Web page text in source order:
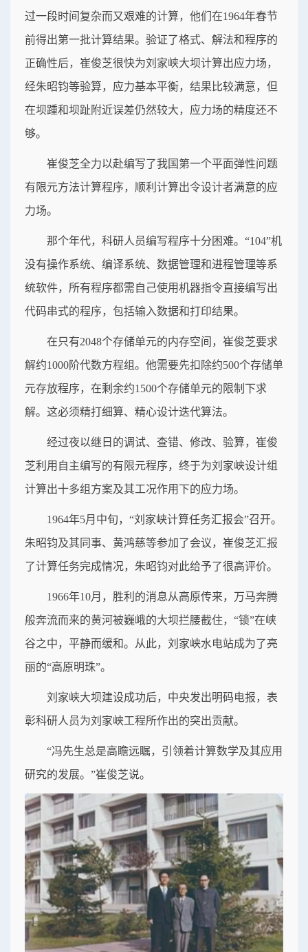
过一段时间复杂而又艰难的计算，他们在1964年春节
前得出第一批计算结果。验证了格式、解法和程序的
正确性后，崔俊芝很快为刘家峡大坝计算出应力场，
经朱昭钧等验算，应力基本平衡，结果比较满意，但
在坝踵和坝趾附近误差仍然较大，应力场的精度还不
够。
崔俊芝全力以赴编写了我国第一个平面弹性问题
有限元方法计算程序，顺利计算出令设计者满意的应
力场。
那个年代，科研人员编写程序十分困难。“104”机
没有操作系统、编译系统、数据管理和进程管理等系
统软件，所有程序都需自己使用机器指令直接编写出
代码串式的程序，包括输入数据和打印结果。
在只有2048个存储单元的内存空间，崔俊芝要求
解约1000阶代数方程组。他需要先扣除约500个存储单
元存放程序，在剩余约1500个存储单元的限制下求
解。这必须精打细算、精心设计迭代算法。
经过夜以继日的调试、查错、修改、验算，崔俊
芝利用自主编写的有限元程序，终于为刘家峡设计组
计算出十多组方案及其工况作用下的应力场。
1964年5月中旬，“刘家峡计算任务汇报会”召开。
朱昭钧及其同事、黄鸿慈等参加了会议，崔俊芝汇报
了计算任务完成情况，朱昭钧对此给予了很高评价。
1966年10月，胜利的消息从高原传来，万马奔腾
般奔流而来的黄河被巍峨的大坝拦腰截住，“锁”在峡
谷之中，平静而缓和。从此，刘家峡水电站成为了亮
丽的“高原明珠”。
刘家峡大坝建设成功后，中央发出明码电报，表
彰科研人员为刘家峡工程所作出的突出贡献。
“冯先生总是高瞻远瞩，引领着计算数学及其应用
研究的发展。”崔俊芝说。